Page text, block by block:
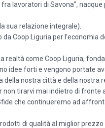
lavoratori di Savona”, nacque
sua relazione integrale).
Coop Liguria per l’economia
realtà come Coop Liguria,
idee forti e vengono portate
nostra città e della nostra
tirarvi mai indietro di fronte
che continueremo ad
di qualità al miglior prezzo